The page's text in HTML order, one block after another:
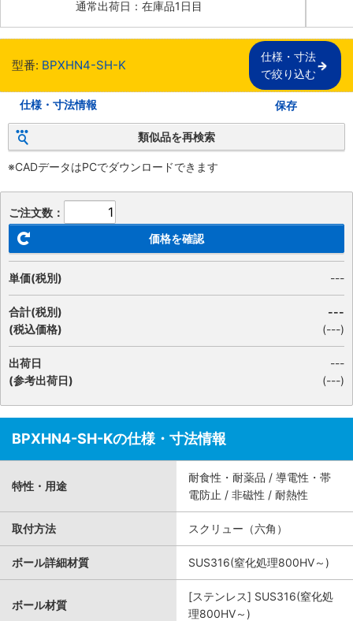
通常出荷日：在庫品1日目
型番: BPXHN4-SH-K
仕様・寸法
で絞り込む
仕様・寸法情報 保存
類似品を再検索
※CADデータはPCでダウンロードできます
ご注文数：
価格を確認
単価(税別) ---
合計(税別)
(税込価格)
---
(---)
出荷日
(参考出荷日)
---
(---)
BPXHN4-SH-Kの仕様・寸法情報
特性・用途
耐食性・耐薬品 / 導電性・帯
電防止 / 非磁性 / 耐熱性
取付方法 スクリュー（六角）
ボール詳細材質 SUS316(窒化処理800HV～)
ボール材質
[ステンレス] SUS316(窒化処
理800HV～)